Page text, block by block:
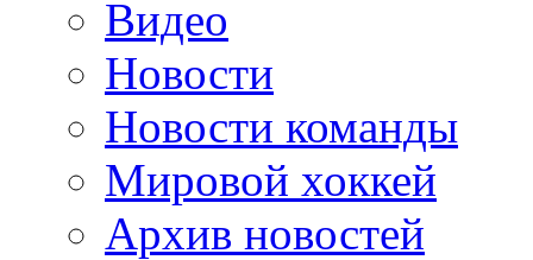
Видео
Новости
Новости команды
Мировой хоккей
Архив новостей